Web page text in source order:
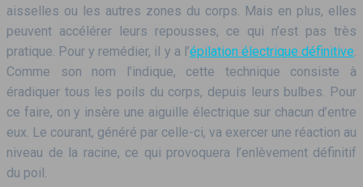
aisselles ou les autres zones du corps. Mais en plus, elles
peuvent accélérer leurs repousses, ce qui n’est pas très
pratique. Pour y remédier, il y a l’épilation électrique définitive
Comme son nom l’indique, cette technique consiste à
éradiquer tous les poils du corps, depuis leurs bulbes. Pour
ce faire, on y insère une aiguille électrique sur chacun d’entre
eux. Le courant, généré par celle-ci, va exercer une réaction au
niveau de la racine, ce qui provoquera l’enlèvement définitif
du poil.